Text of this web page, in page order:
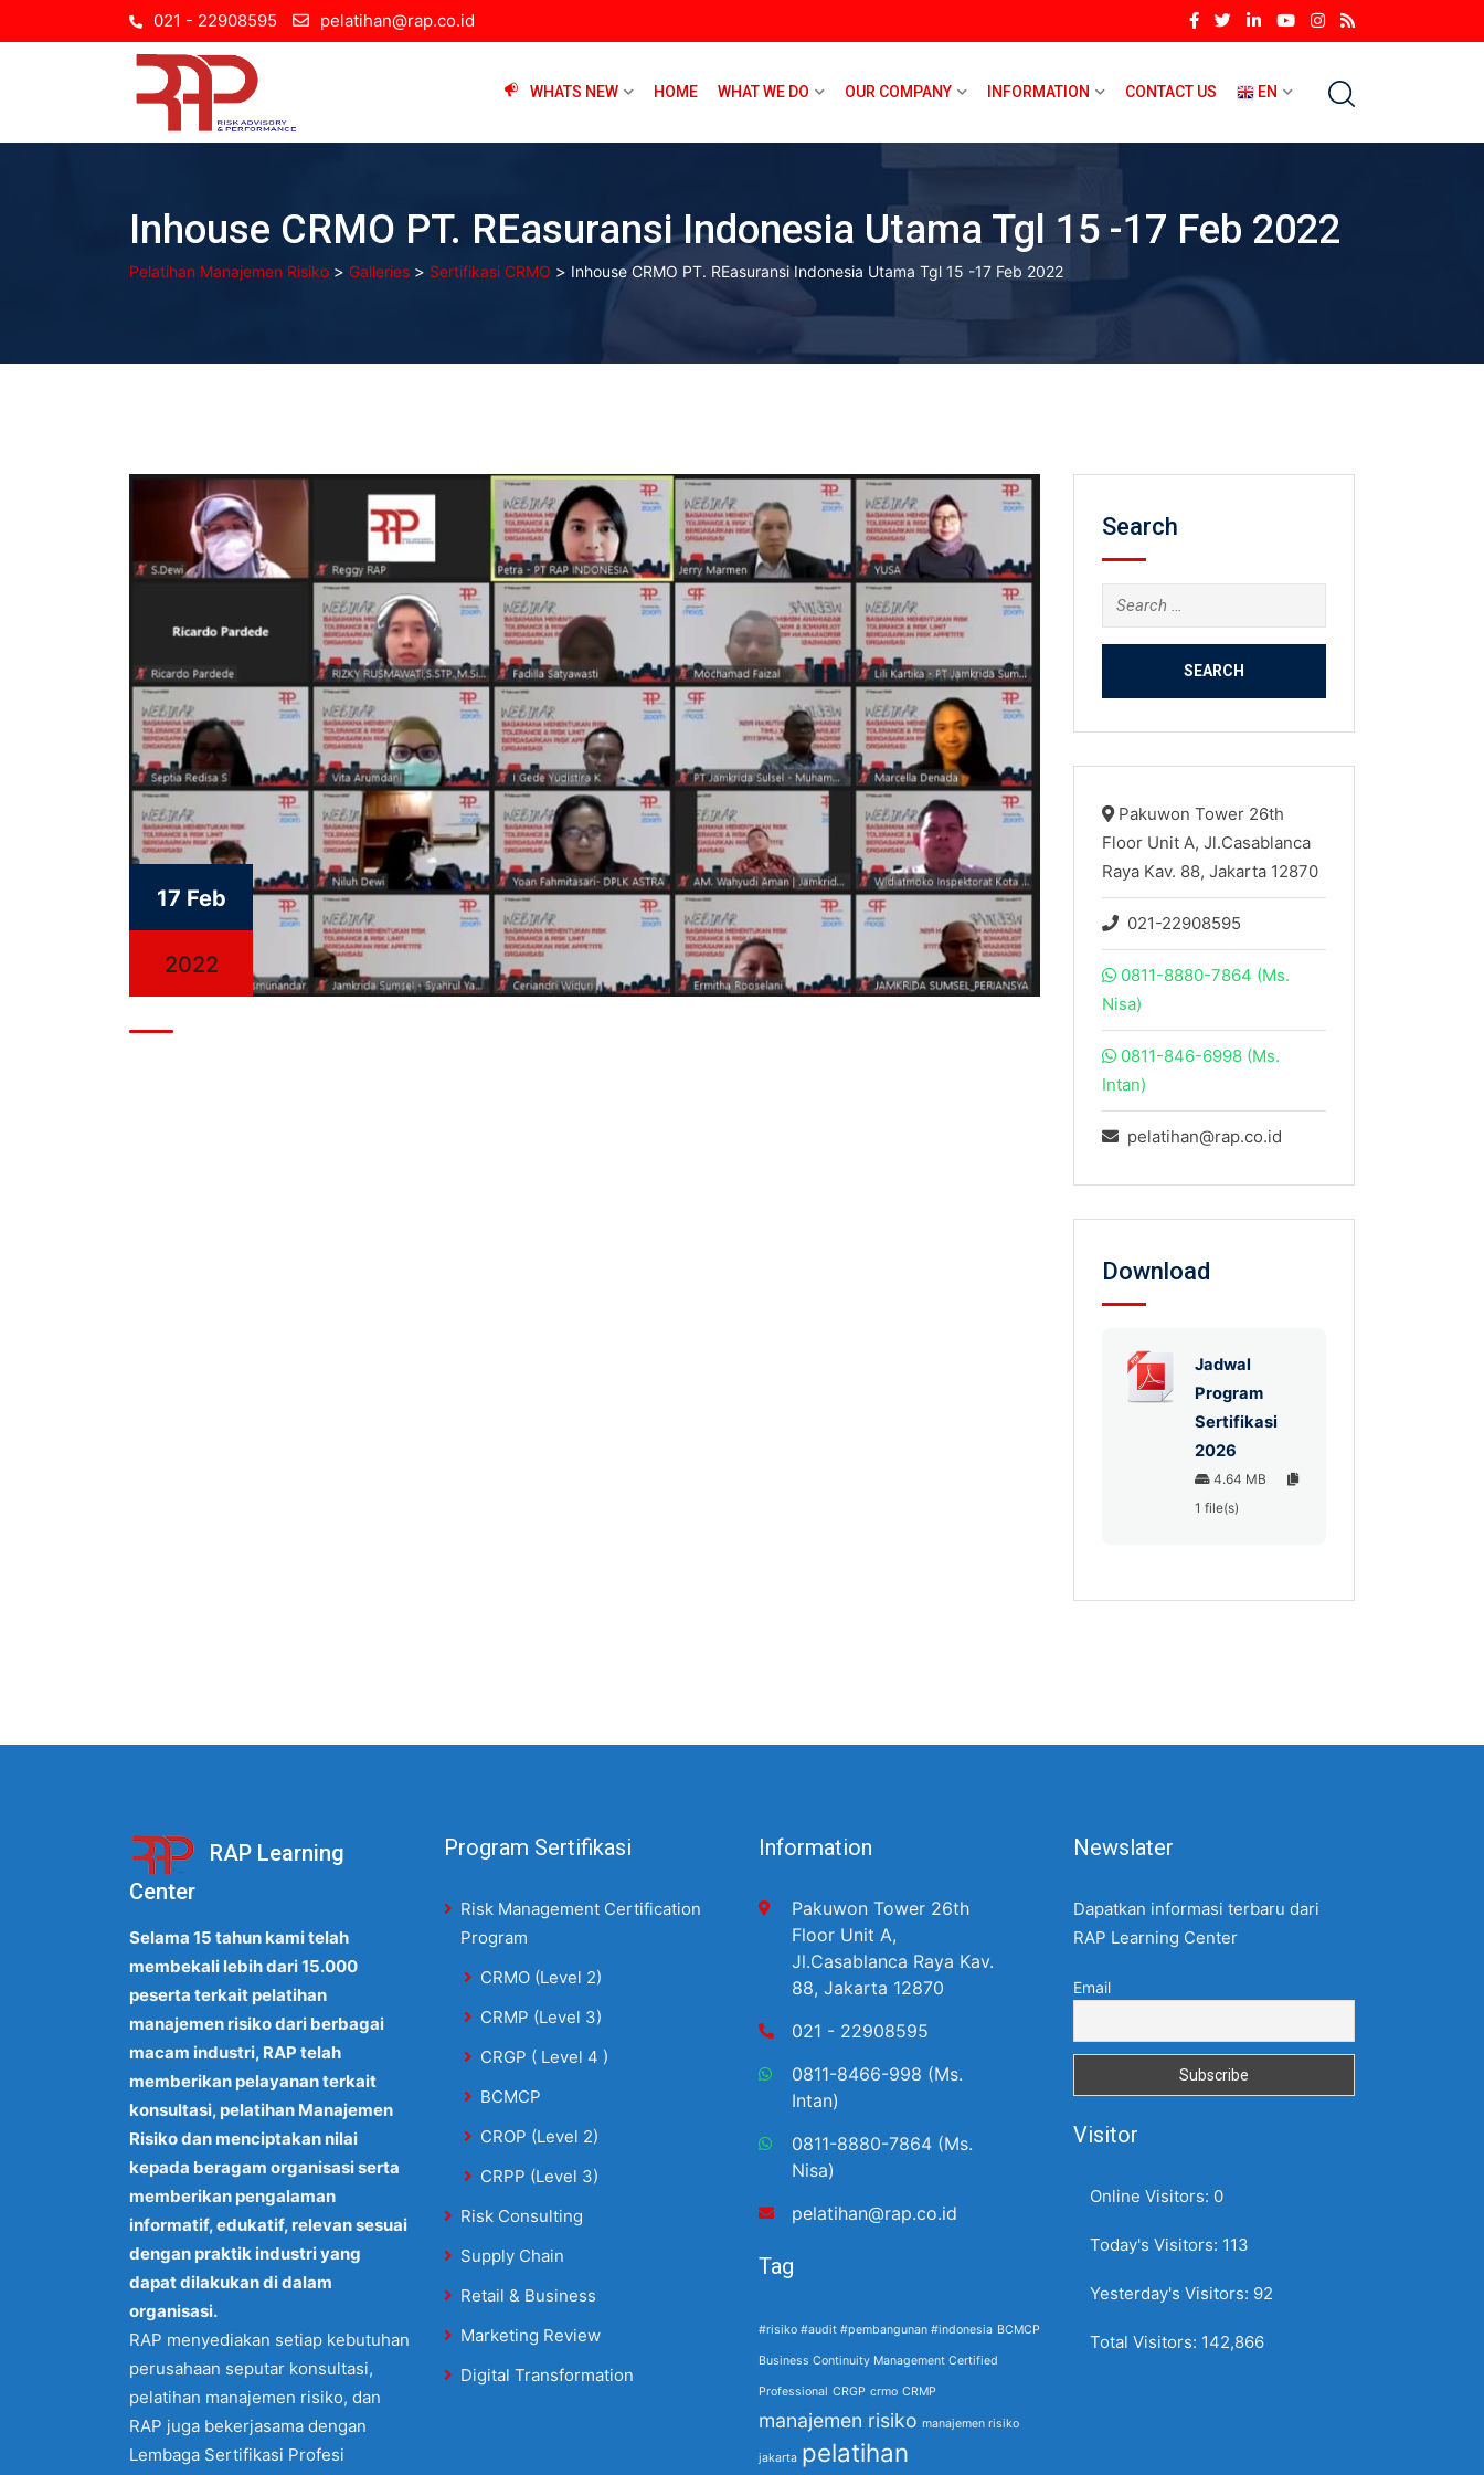
to
021 - 22908595 pelatihan@rap.co.id
WHATS NEW HOME WHAT WE DO OUR COMPANY INFORMATION CONTACT US EN
Inhouse CRMO PT. REasuransi Indonesia Utama Tgl 15 -17 Feb 2022
Pelatihan Manajemen Risiko > Galleries > Sertifikasi CRMO > Inhouse CRMO PT. REasuransi Indonesia Utama Tgl 15 -17 Feb 2022
17 Feb
2022
Search
Search
for:
Pakuwon Tower 26th
Floor Unit A, Jl.Casablanca
Raya Kav. 88, Jakarta 12870
021-22908595
0811-8880-7864 (Ms.
Nisa)
0811-846-6998 (Ms.
Intan)
pelatihan@rap.co.id
Download
Jadwal
Program
Sertifikasi
2026
4.64 MB
1 file(s)
RAP Learning
Center
Selama 15 tahun kami telah
membekali lebih dari 15.000
peserta terkait pelatihan
manajemen risiko dari berbagai
macam industri, RAP telah
memberikan pelayanan terkait
konsultasi, pelatihan Manajemen
Risiko dan menciptakan nilai
kepada beragam organisasi serta
memberikan pengalaman
informatif, edukatif, relevan sesuai
dengan praktik industri yang
dapat dilakukan di dalam
organisasi.
RAP menyediakan setiap kebutuhan
perusahaan seputar konsultasi,
pelatihan manajemen risiko, dan
RAP juga bekerjasama dengan
Lembaga Sertifikasi Profesi
Program Sertifikasi
Risk Management Certification
Program
CRMO (Level 2)
CRMP (Level 3)
CRGP ( Level 4 )
BCMCP
CROP (Level 2)
CRPP (Level 3)
Risk Consulting
Supply Chain
Retail & Business
Marketing Review
Digital Transformation
Information
Pakuwon Tower 26th
Floor Unit A,
Jl.Casablanca Raya Kav.
88, Jakarta 12870
021 - 22908595
0811-8466-998 (Ms.
Intan)
0811-8880-7864 (Ms.
Nisa)
pelatihan@rap.co.id
Tag
#risiko #audit #pembangunan #indonesia BCMCP
Business Continuity Management Certified
Professional CRGP crmo CRMP
manajemen risiko manajemen risiko
jakarta pelatihan
Newslater
Dapatkan informasi terbaru dari
RAP Learning Center
Email
Visitor
Online Visitors: 0
Today's Visitors: 113
Yesterday's Visitors: 92
Total Visitors: 142,866